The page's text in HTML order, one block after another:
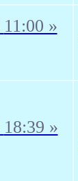
11:00 »
18:39 »